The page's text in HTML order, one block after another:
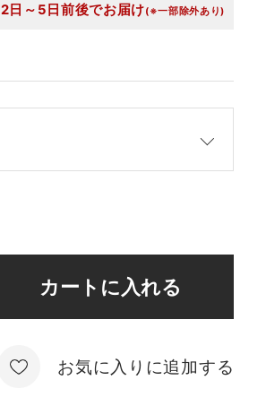
2日～5日前後でお届け(※一部除外あり)
お気に入りに追加する